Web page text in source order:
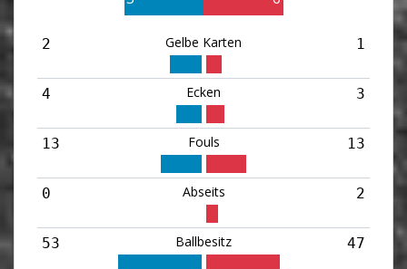
2 Gelbe Karten 1
4 Ecken 3
13 Fouls 13
0 Abseits 2
53 Ballbesitz 47